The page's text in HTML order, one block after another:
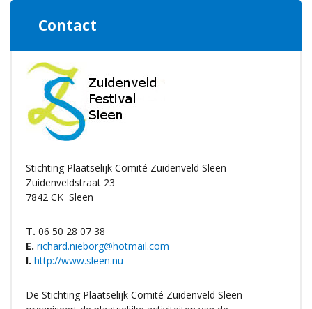
Contact
Stichting Plaatselijk Comité Zuidenveld Sleen
Zuidenveldstraat 23
7842 CK Sleen
T. 06 50 28 07 38
E. richard.nieborg@hotmail.com
I. http://www.sleen.nu
De Stichting Plaatselijk Comité Zuidenveld Sleen